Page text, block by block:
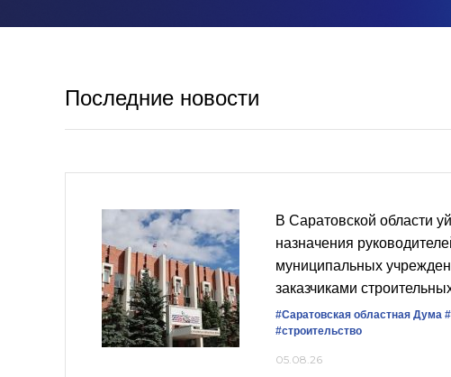
Последние новости
В Саратовской области
назначения
муниципальных
заказчиками
#Саратовская областная Дума
#строительство
05.08.26